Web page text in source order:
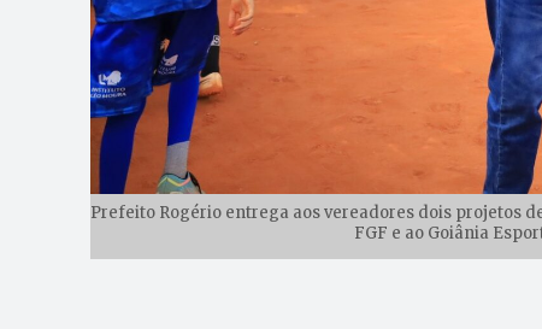
Prefeito Rogério entrega aos vereadores dois projetos
FGF e ao Goiânia